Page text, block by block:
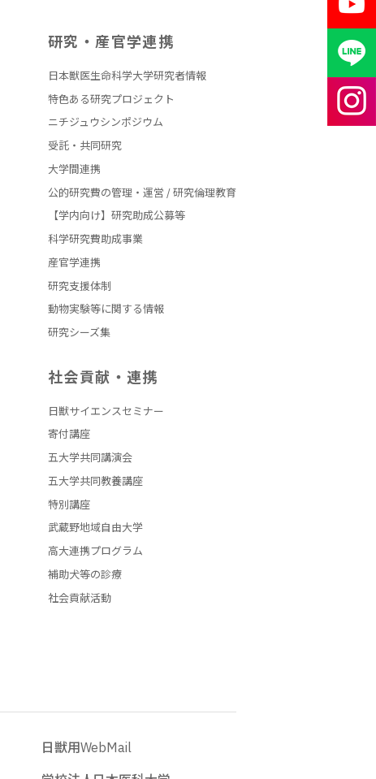
研究・産官学連携
日本獣医生命科学大学研究者情報
特色ある研究プロジェクト
ニチジュウシンポジウム
受託・共同研究
大学間連携
公的研究費の管理・運営 / 研究倫理教育
【学内向け】研究助成公募等
科学研究費助成事業
産官学連携
研究支援体制
動物実験等に関する情報
研究シーズ集
社会貢献・連携
日獣サイエンスセミナー
寄付講座
五大学共同講演会
五大学共同教養講座
特別講座
武蔵野地域自由大学
高大連携プログラム
補助犬等の診療
社会貢献活動
日獣用WebMail